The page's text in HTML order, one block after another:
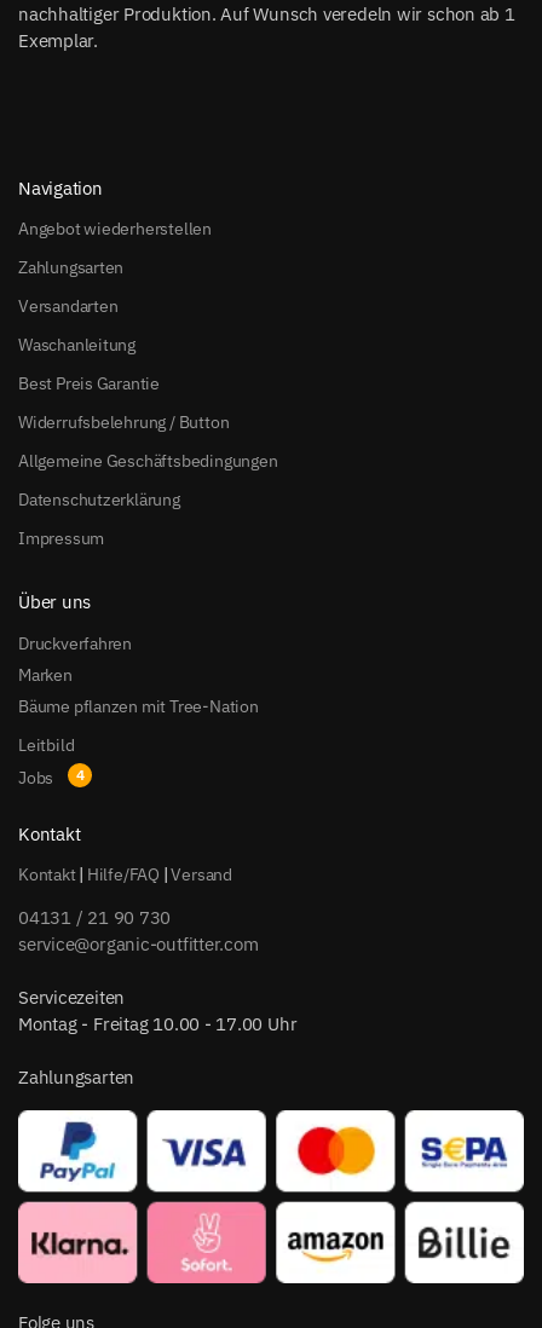
nachhaltiger Produktion. Auf Wunsch veredeln wir schon ab 1
Exemplar.
Navigation
Angebot wiederherstellen
Zahlungsarten
Versandarten
Waschanleitung
Best Preis Garantie
Widerrufsbelehrung / Button
Allgemeine Geschäftsbedingungen
Datenschutzerklärung
Impressum
Über uns
Druckverfahren
Marken
Bäume pflanzen mit Tree-Nation
Leitbild
Jobs
Kontakt
Kontakt| Hilfe/FAQ |Versand
04131 / 21 90 730
service@organic-outfitter.com
Servicezeiten
Montag - Freitag 10.00 - 17.00 Uhr
Zahlungsarten
Folge uns